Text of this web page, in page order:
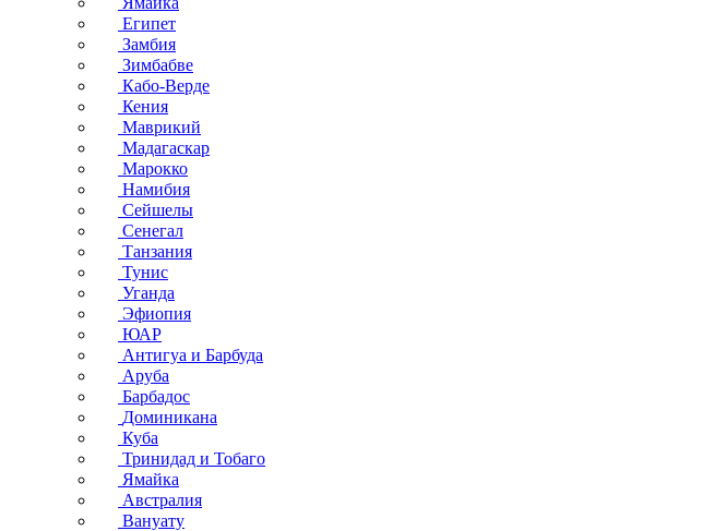
Египет
Замбия
Зимбабве
Кабо-Верде
Кения
Маврикий
Мадагаскар
Марокко
Намибия
Сейшелы
Сенегал
Танзания
Тунис
Уганда
Эфиопия
ЮАР
Антигуа и Барбуда
Аруба
Барбадос
Доминикана
Куба
Тринидад и Тобаго
Ямайка
Австралия
Вануату